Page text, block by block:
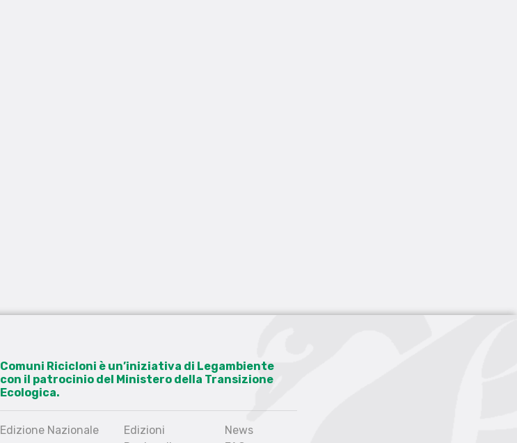
Comuni Ricicloni è un’iniziativa di Legambiente
con il patrocinio del Ministero della Transizione
Ecologica.
Edizione Nazionale
Edizioni
News